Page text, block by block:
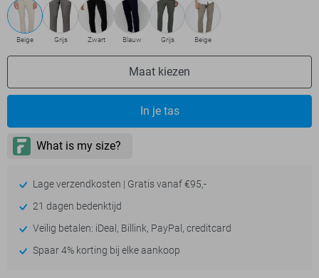
Beige Grijs Zwart Blauw Grijs Beige
Maat kiezen
In je tas
Lage verzendkosten | Gratis vanaf €95,-
21 dagen bedenktijd
Veilig betalen: iDeal, Billink, PayPal, creditcard
Spaar 4% korting bij elke aankoop